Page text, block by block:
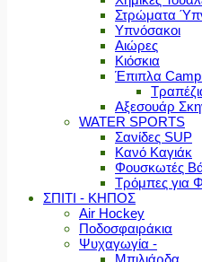
Στρώματα
Υπνόσακοι
Αιώρες
Κιόσκια
Έπιπλα
Αξεσουάρ
WATER SPORTS
Σανίδες SUP
Κανό Καγιάκ
Φουσκωτές
Τρόμπες για
ΣΠΙΤΙ - ΚΗΠΟΣ
Air Hockey
Ποδοσφαιράκια
Ψυχαγωγία -